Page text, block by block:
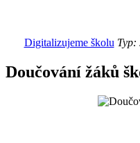
Digitalizujeme školu Typ:
Doučování žáků